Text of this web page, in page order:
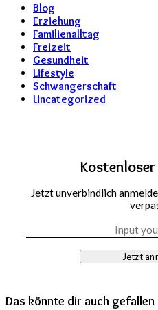
Blog
Erziehung
Familienalltag
Freizeit
Gesundheit
Lifestyle
Schwangerschaft
Uncategorized
Jetzt unverbindlich
Jetzt
Das könnte dir auch gefallen